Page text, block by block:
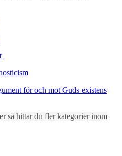
för och mot Guds existens
så hittar du fler kategorier inom